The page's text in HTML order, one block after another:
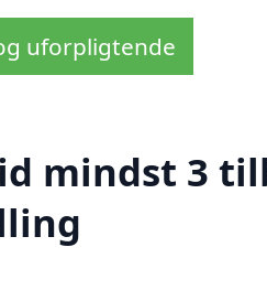
uforpligtende
mindst 3